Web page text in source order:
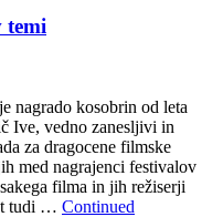
temi
nagrado kosobrin od leta
Ive, vedno zanesljivi in
za dragocene filmske
med nagrajenci festivalov
filma in jih režiserji
tudi … Continued